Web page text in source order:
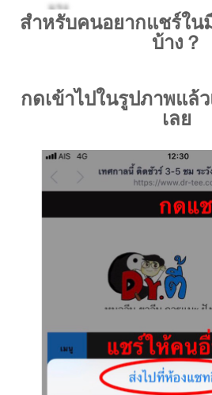
สำหรับคนอยากแชร์ใน
บ้าง？
กดเข้าไปในรูปภาพแล้
เลย